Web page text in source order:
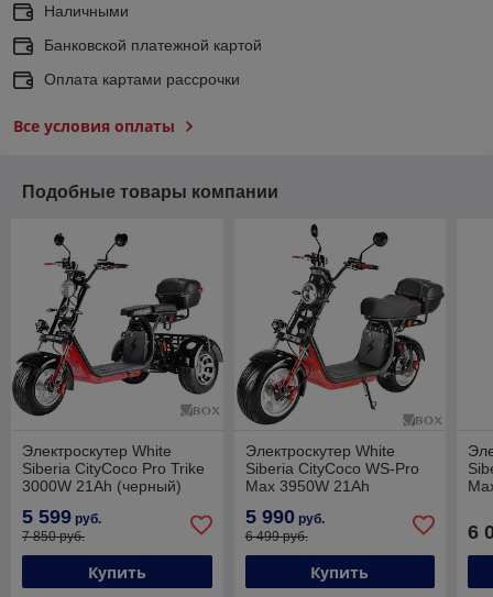
Наличными
Банковской платежной картой
Оплата картами рассрочки
Все условия оплаты
Подобные товары компании
Электроскутер White
Siberia CityCoco Pro Trike
3000W 21Ah (черный)
5 599 руб.
7 850 руб.
Купить
Электроскутер White
Siberia CityCoco WS-Pro
Max 3950W 21Ah
5 990руб.
6 499 руб.
Купить
6